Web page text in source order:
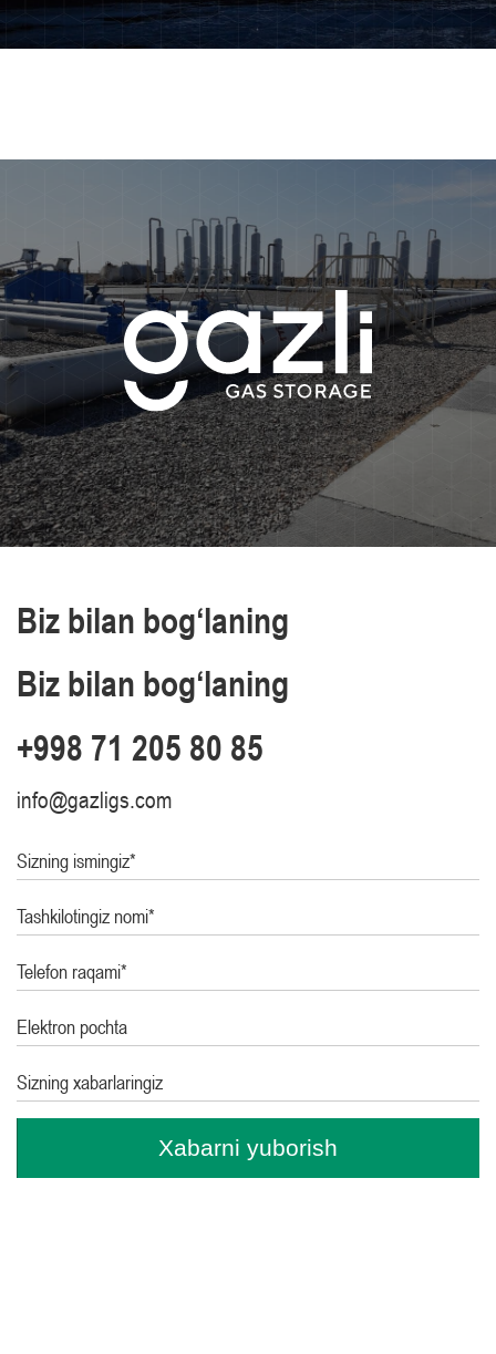
Biz bilan bog‘laning
Biz bilan bog‘laning
+998 71 205 80 85
info@gazligs.com
Sizning ismingiz*
Tashkilotingiz nomi*
Telefon raqami*
Elektron pochta
Sizning xabarlaringiz
Xabarni yuborish